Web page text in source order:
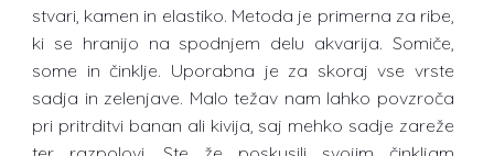
stvari, kamen in elastiko. Metoda je primerna za ribe,
ki se hranijo na spodnjem delu akvarija. Somiče,
some in činklje. Uporabna je za skoraj vse vrste
sadja in zelenjave. Malo težav nam lahko povzroča
pri pritrditvi banan ali kivija, saj mehko sadje zareže